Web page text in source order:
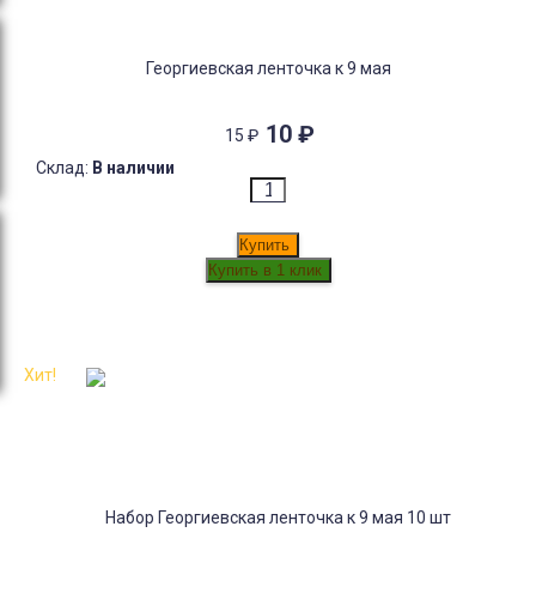
Георгиевская ленточка к 9 мая
15 ₽ 10 ₽
Склад: В наличии
Купить
Хит!